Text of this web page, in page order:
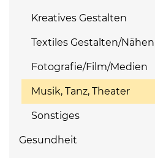
Kreatives Gestalten
Textiles Gestalten/Nähen
Fotografie/Film/Medien
Musik, Tanz, Theater
Sonstiges
Gesundheit